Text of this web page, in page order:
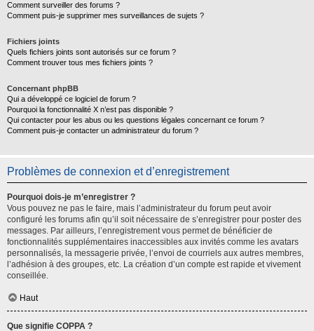
Comment surveiller des forums ?
Comment puis-je supprimer mes surveillances de sujets ?
Fichiers joints
Quels fichiers joints sont autorisés sur ce forum ?
Comment trouver tous mes fichiers joints ?
Concernant phpBB
Qui a développé ce logiciel de forum ?
Pourquoi la fonctionnalité X n’est pas disponible ?
Qui contacter pour les abus ou les questions légales concernant ce forum ?
Comment puis-je contacter un administrateur du forum ?
Problèmes de connexion et d’enregistrement
Pourquoi dois-je m’enregistrer ?
Vous pouvez ne pas le faire, mais l’administrateur du forum peut avoir
configuré les forums afin qu’il soit nécessaire de s’enregistrer pour poster des
messages. Par ailleurs, l’enregistrement vous permet de bénéficier de
fonctionnalités supplémentaires inaccessibles aux invités comme les avatars
personnalisés, la messagerie privée, l’envoi de courriels aux autres membres,
l’adhésion à des groupes, etc. La création d’un compte est rapide et vivement
conseillée.
Haut
Que signifie COPPA ?